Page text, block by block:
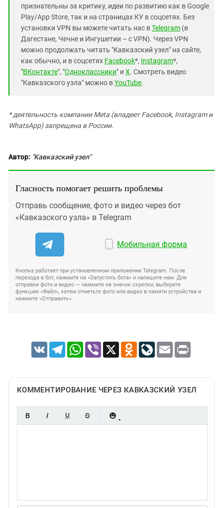
признательны за критику, идеи по развитию как в Google
Play/App Store, так и на страницах КУ в соцсетях. Без
установки VPN вы можете читать нас вTelegram (в
Дагестане, Чечне и Ингушетии – с VPN). Через VPN
можно продолжать читать "Кавказский узел" на сайте,
как обычно, и в соцсетях Facebook*, Instagram*,
"ВКонтакте", "Одноклассники" и X. Смотреть видео
"Кавказского узла" можно вYouTube.
* деятельность компании Meta (владеет Facebook, Instagram и
WhatsApp) запрещена в России.
Автор: "Кавказский узел"
Гласность помогает решить проблемы
Отправь сообщение, фото и видео через бот
«Кавказского узла» в Telegram
Мобильная форма
Кнопка работает при установленном приложении Telegram. После
перехода в бот, нажмите на «Запустить бота» и напишите нам. Для
отправки фото и видео — нажмите на значок скрепки, выберите
функцию «Файл», затем отметьте фото или видео в памяти устройства и
нажмите «Отправить».
VK TelegramWhatsApp
Viber X Odnoklassniki
LiveJournal
Email Print
КОММЕНТИРОВАНИЕ ЧЕРЕЗ КАВКАЗСКИЙ УЗЕЛ